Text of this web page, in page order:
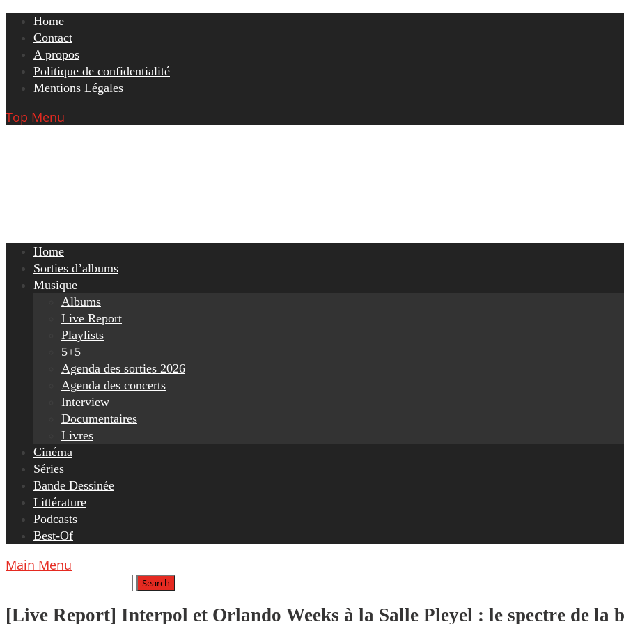
Skip
content
Home
Contact
A propos
Politique de confidentialité
Mentions Légales
Top Menu
Home
Sorties d’albums
Musique
Albums
Live Report
Playlists
5+5
Agenda des sorties 2026
Agenda des concerts
Interview
Documentaires
Livres
Cinéma
Séries
Bande Dessinée
Littérature
Podcasts
Best-Of
Main Menu
[Live Report] Interpol et Orlando Weeks à la Salle Pleyel : le spectre de la